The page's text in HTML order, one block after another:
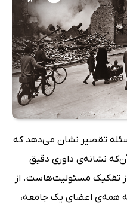
تقصیر نشان می‌دهد که
نشانه‌ی داوری دقیق
تفکیک مسئولیت‌هاست. از
همه‌ی اعضای یک جامعه،